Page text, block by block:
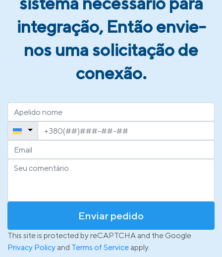
integração, Então envie-
nos uma solicitação de
conexão.
Enviar pedido
This site is protected by reCAPTCHA and the Google
Privacy Policy and Terms of Service apply.